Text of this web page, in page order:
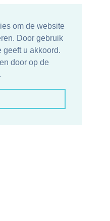
om de website
Door gebruik
geeft u akkoord.
door op de